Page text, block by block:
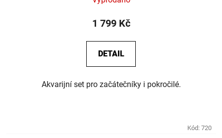
1 799 Kč
DETAIL
Akvarijní set pro začátečníky i pokročilé.
Kód: 720